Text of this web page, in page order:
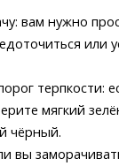
вам нужно
или
терпкости:
мягкий
чёрный.
вы